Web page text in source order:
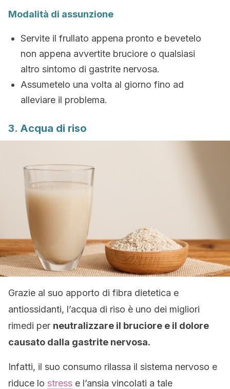
Modalità di assunzione
Servite il frullato appena pronto e bevetelo
non appena avvertite bruciore o qualsiasi
altro sintomo di gastrite nervosa.
Assumetelo una volta al giorno fino ad
alleviare il problema.
3. Acqua di riso
Grazie al suo apporto di fibra dietetica e
antiossidanti, l’acqua di riso è uno dei migliori
rimedi per neutralizzare il bruciore e il dolore
causato dalla gastrite nervosa.
Infatti, il suo consumo rilassa il sistema nervoso e
riduce lo stress e l’ansia vincolati a tale